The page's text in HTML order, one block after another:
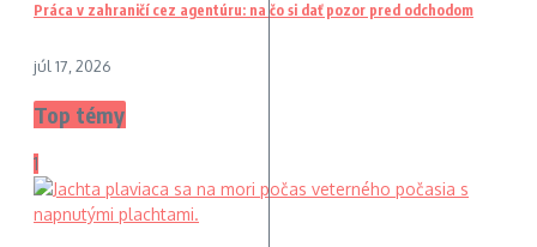
Práca v zahraničí cez agentúru: na čo si dať pozor pred odchodom
júl 17, 2026
Top témy
1